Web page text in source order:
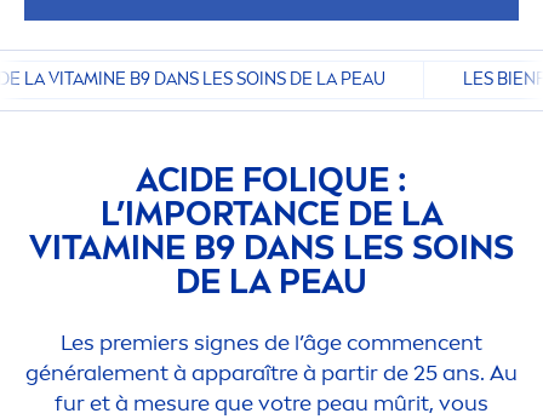
LA VITAMINE B9 DANS LES SOINS DE LA PEAU LES
ACIDE FOLIQUE :
L’IMPORTANCE DE LA
VITAMINE B9 DANS LES SOINS
DE LA PEAU
Les premiers signes de l’âge commencent
généralement à apparaître à partir de 25 ans. Au
fur et à mesure que votre peau mûrit, vous